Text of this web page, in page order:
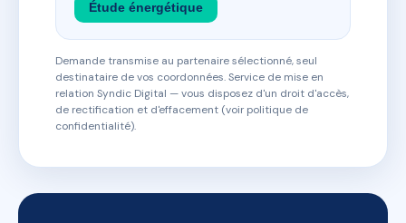
Étude énergétique
Demande transmise au partenaire sélectionné, seul
destinataire de vos coordonnées. Service de mise en
relation Syndic Digital — vous disposez d'un droit d'accès,
de rectification et d'effacement (voir politique de
confidentialité).